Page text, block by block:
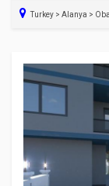
Turkey > Alanya > Oba